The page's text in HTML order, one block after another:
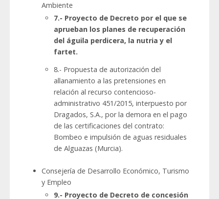
Ambiente
7.- Proyecto de Decreto por el que se
aprueban los planes de recuperación
del águila perdicera, la nutria y el
fartet.
8.- Propuesta de autorización del
allanamiento a las pretensiones en
relación al recurso contencioso-
administrativo 451/2015, interpuesto por
Dragados, S.A., por la demora en el pago
de las certificaciones del contrato:
Bombeo e impulsión de aguas residuales
de Alguazas (Murcia).
Consejería de Desarrollo Económico, Turismo
y Empleo
9.- Proyecto de Decreto de concesión